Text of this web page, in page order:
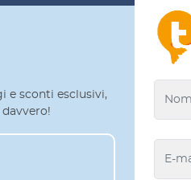
e sconti esclusivi,